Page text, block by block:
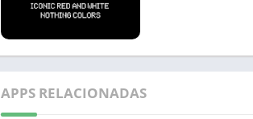
APPS RELACIONADAS